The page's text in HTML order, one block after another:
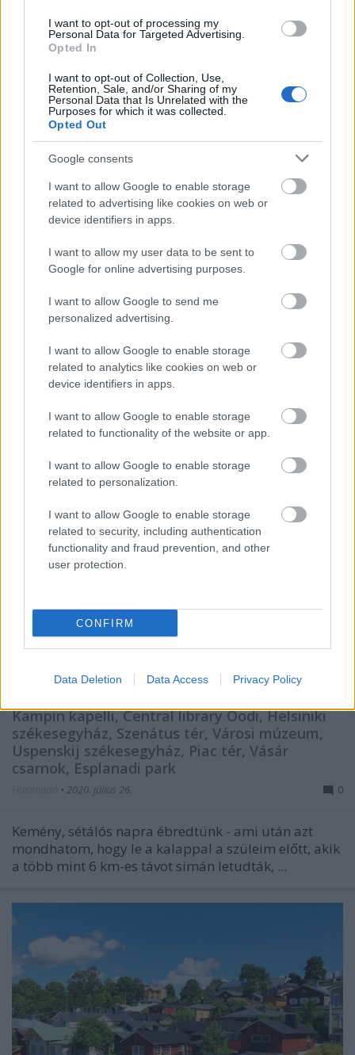
I want to opt-out of processing my
Personal Data for Targeted Advertising.
Opted In
I want to opt-out of Collection, Use,
Retention, Sale, and/or Sharing of my
Personal Data that Is Unrelated with the
Purposes for which it was collected.
Opted Out
Google consents
I want to allow Google to enable storage
related to advertising like cookies on web or
device identifiers in apps.
I want to allow my user data to be sent to
Google for online advertising purposes.
I want to allow Google to send me
personalized advertising.
I want to allow Google to enable storage
related to analytics like cookies on web or
device identifiers in apps.
I want to allow Google to enable storage
related to functionality of the website or app.
I want to allow Google to enable storage
related to personalization.
I want to allow Google to enable storage
related to security, including authentication
functionality and fraud prevention, and other
user protection.
CONFIRM
Data Deletion Data Access Privacy Policy
Ismét ismerkedés Helsinkivel, de
most a belvárostól kicsit távolabb
Temppeliaukio templom, Regatta, Sibelius park
és szobor, Olimpiai stadion, Finlandia csarnok,
HAM kortárs kiállítás, majd egy laza
kerékpározás a tengerparton
Húsimádó•2020. július 27.
Ahogy a címből és az alcímből is látjátok, a keddi
nap is az intenzív séta, majd egy könnyedebb
kerékpározás jegyében telt. Reggel úgy ...
Helsinki belvárosával
Kampin kapelli, Central library Oodi, Helsiniki
székesegyház, Szenátus tér, Városi múzeum,
Uspenskij székesegyház, Piac tér, Vásár
csarnok, Esplanadi park
• 2020. július 26. 0
Kemény, sétálós napra ébredtünk - ami után azt
mondhatom, hogy le a kalappal a szüleim előtt, akik
a több mint 6 km-es távot simán letudták, ...